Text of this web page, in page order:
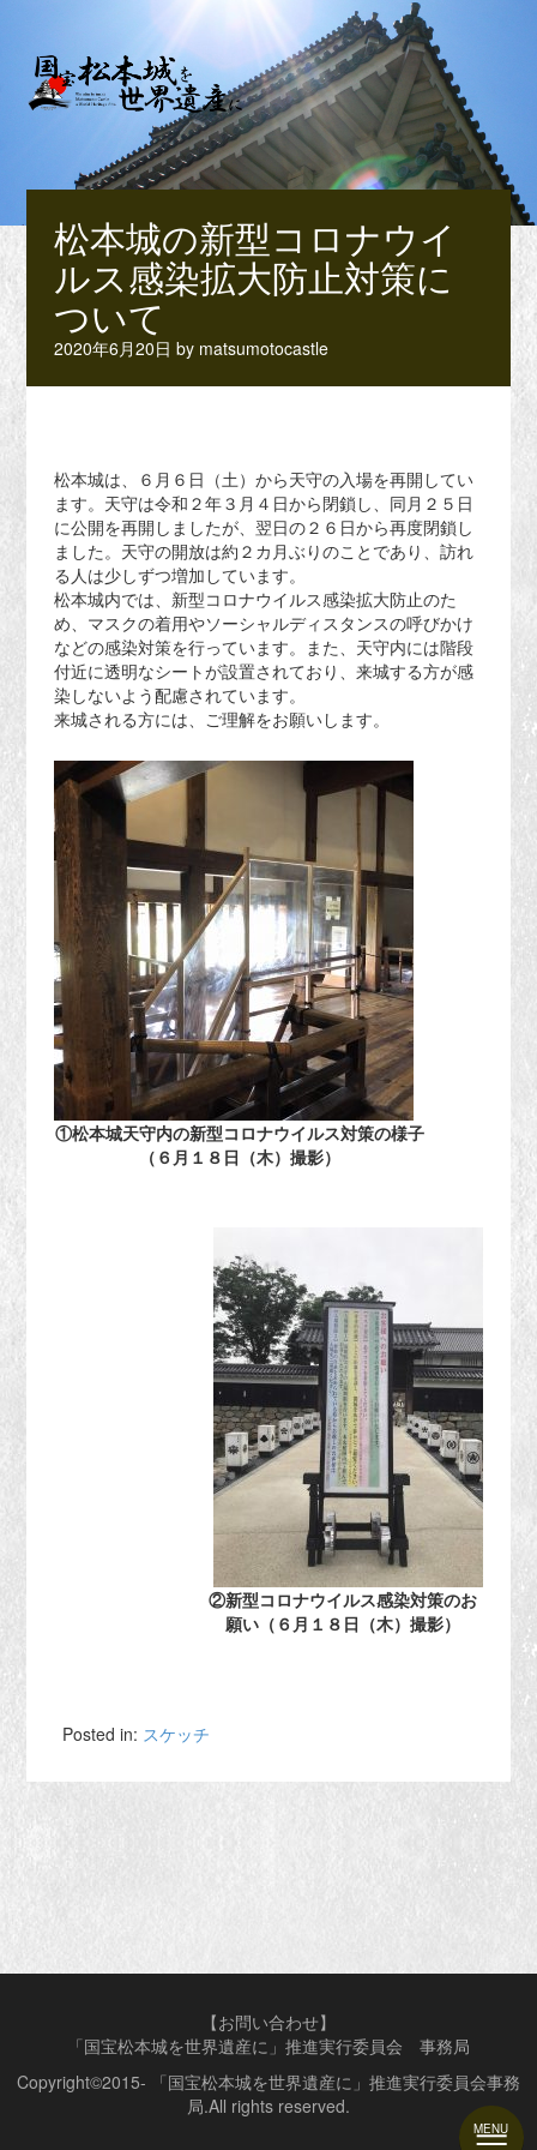
松本城の新型コロナウイ
ルス感染拡大防止対策に
ついて
2020年6月20日 by matsumotocastle
松本城は、６月６日（土）から天守の入場を再開してい
ます。天守は令和２年３月４日から閉鎖し、同月２５日
に公開を再開しましたが、翌日の２６日から再度閉鎖し
ました。天守の開放は約２カ月ぶりのことであり、訪れ
る人は少しずつ増加しています。
松本城内では、新型コロナウイルス感染拡大防止のた
め、マスクの着用やソーシャルディスタンスの呼びかけ
などの感染対策を行っています。また、天守内には階段
付近に透明なシートが設置されており、来城する方が感
染しないよう配慮されています。
来城される方には、ご理解をお願いします。
①松本城天守内の新型コロナウイルス対策の様子
（６月１８日（木）撮影）
②新型コロナウイルス感染対策のお
願い（６月１８日（木）撮影）
Posted in: スケッチ
【お問い合わせ】
「国宝松本城を世界遺産に」推進実行委員会 事務局
Copyright©2015- 「国宝松本城を世界遺産に」推進実行委員会事務
局.All rights reserved.